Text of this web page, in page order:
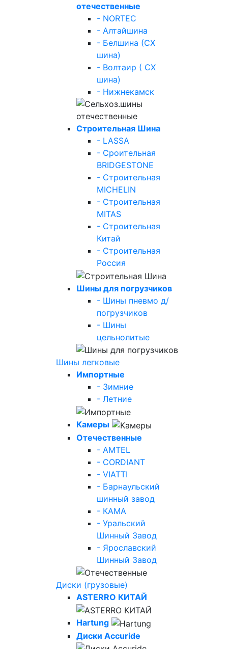
отечественные
- NORTEC
- Алтайшина
- Белшина (СХ
шина)
- Волтаир ( СХ
шина)
- Нижнекамск
Строительная Шина
- LASSA
- Сроительная
BRIDGESTONE
- Строительная
MICHELIN
- Строительная
MITAS
- Строительная
Китай
- Строительная
Россия
Шины для погрузчиков
- Шины пневмо д/
погрузчиков
- Шины
цельнолитые
Шины легковые
Импортные
- Зимние
- Летние
Камеры
Отечественные
- AMTEL
- CORDIANT
- VIATTI
- Барнаульский
шинный завод
- КАМА
- Уральский
Шинный Завод
- Ярославский
Шинный Завод
Диски (грузовые)
ASTERRO КИТАЙ
Hartung
Диски Accuride